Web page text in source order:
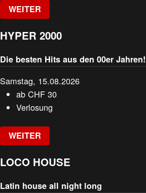
WEITER
HYPER 2000
Die besten Hits aus den 00er Jahren!
Samstag, 15.08.2026
abCHF 30
Verlosung
WEITER
LOCO HOUSE
Latin house all night long